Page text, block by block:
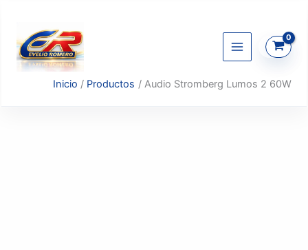
contenido
Inicio Productos Audio Stromberg Lumos 2 60W